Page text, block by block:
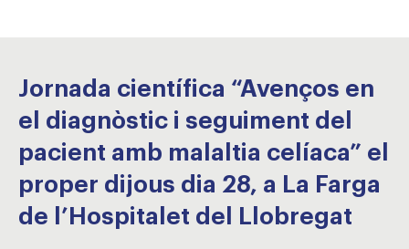
Jornada científica “Avenços en
el diagnòstic i seguiment del
pacient amb malaltia celíaca” el
proper dijous dia 28, a La Farga
de l’Hospitalet del Llobregat